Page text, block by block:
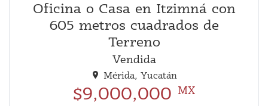
Oficina o Casa en Itzimná con
605 metros cuadrados de
Terreno
Vendida
Mérida, Yucatán
$9,000,000 MX